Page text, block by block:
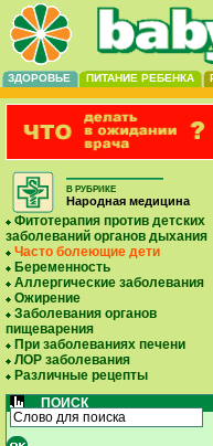
ЗДОРОВЬЕ ПИТАНИЕ РЕБЕНКА
В РУБРИКЕ
Народная медицина
Фитотерапия против детских
заболеваний органов дыхания
Часто болеющие дети
Беременность
Аллергические заболевания
Ожирение
Заболевания органов
пищеварения
При заболеваниях печени
ЛОР заболевания
Различные рецепты
ПОИСК